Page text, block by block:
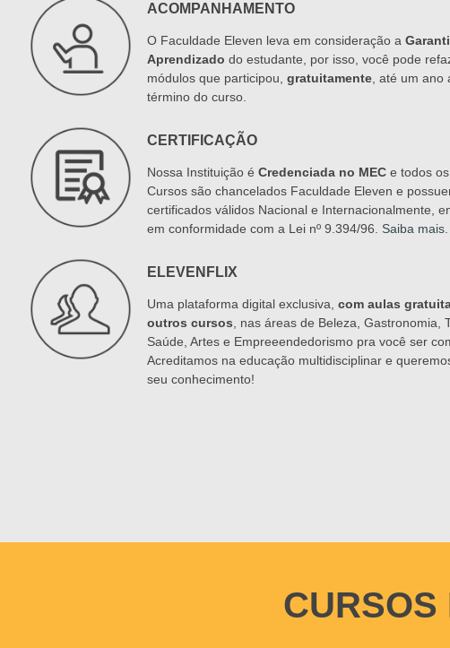
ACOMPANHAMENTO
O Faculdade Eleven leva em consideração a
Aprendizado do estudante, por isso, você pode
módulos que participou, gratuitamente, até um ano
término do curso.
CERTIFICAÇÃO
Nossa Instituição é Credenciada no MECe todos
Cursos são chancelados Faculdade Eleven e
certificados válidos Nacional e Internacionalmente,
em conformidade com a Lei nº 9.394/96. Saiba mais.
ELEVENFLIX
Uma plataforma digital exclusiva, com aulas
outros cursos , nas áreas de Beleza, Gastronomia,
Saúde, Artes e Empreeendedorismo pra você ser
Acreditamos na educação multidisciplinar e
seu conhecimento!
CURSOS